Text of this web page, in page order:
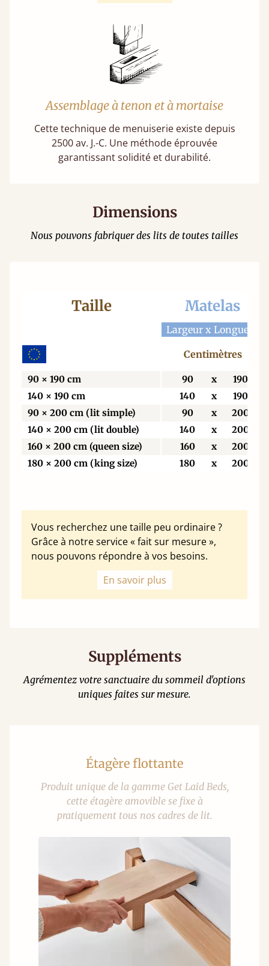
Assemblage à tenon et à mortaise
Cette technique de menuiserie existe depuis
2500 av. J.-C. Une méthode éprouvée
garantissant solidité et durabilité.
Dimensions
Nous pouvons fabriquer des lits de toutes tailles
Taille Matelas
Largeur x Longueur
Centimètres
90 × 190 cm 90 x
190
140 × 190 cm
140 x
190
90 × 200 cm (lit simple)
90 x
200
140 × 200 cm (lit double)
140 x
200
160 × 200 cm (queen size)
160 x
200
180 × 200 cm (king size)
180 x 200
Vous recherchez une taille peu ordinaire ?
Grâce à notre service « fait sur mesure »,
nous pouvons répondre à vos besoins.
En savoir plus
Suppléments
Agrémentez votre sanctuaire du sommeil d'options
uniques faites sur mesure.
Étagère flottante
Produit unique de la gamme Get Laid Beds,
cette étagère amovible se fixe à
pratiquement tous nos cadres de lit.